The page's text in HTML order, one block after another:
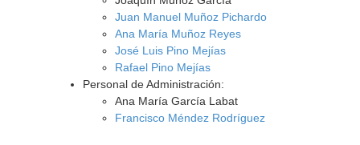
Juan Manuel Muñoz Pichardo
Ana María Muñoz Reyes
José Luis Pino Mejías
Rafael Pino Mejías
Personal de Administración:
Ana María García Labat
Francisco Méndez Rodríguez